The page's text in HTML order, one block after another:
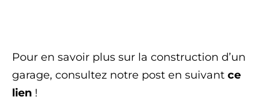
Pour en savoir plus sur la construction d’un
garage, consultez notre post en suivant ce
lien !